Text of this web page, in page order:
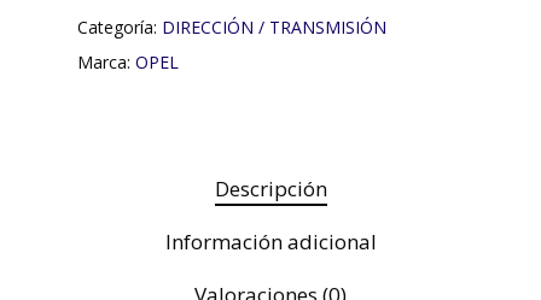
Categoría: DIRECCIÓN / TRANSMISIÓN
Marca: OPEL
Descripción
Información adicional